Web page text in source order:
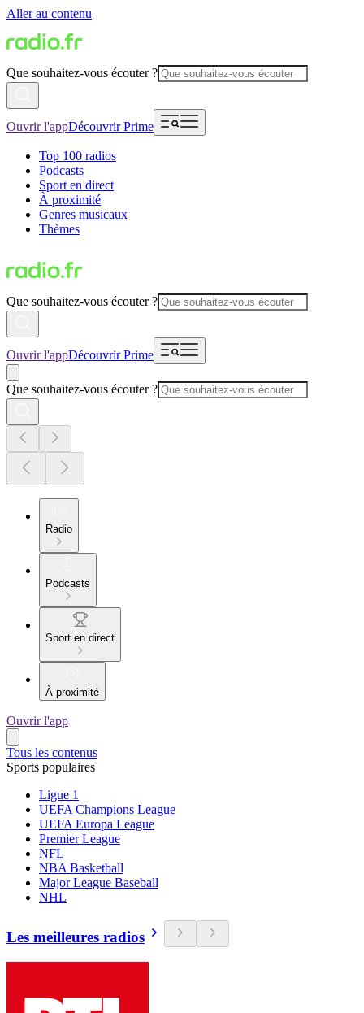
Aller au contenu
Que souhaitez-vous écouter ?
Ouvrir l'appDécouvrir Prime
Top 100 radios
Podcasts
Sport en direct
À proximité
Genres musicaux
Thèmes
Que souhaitez-vous écouter ?
Ouvrir l'appDécouvrir Prime
Que souhaitez-vous écouter ?
Radio
Podcasts
Sport en direct
À proximité
Ouvrir l'app
Tous les contenus
Sports populaires
Ligue 1
UEFA Champions League
UEFA Europa League
Premier League
NFL
NBA Basketball
Major League Baseball
NHL
Les meilleures radios